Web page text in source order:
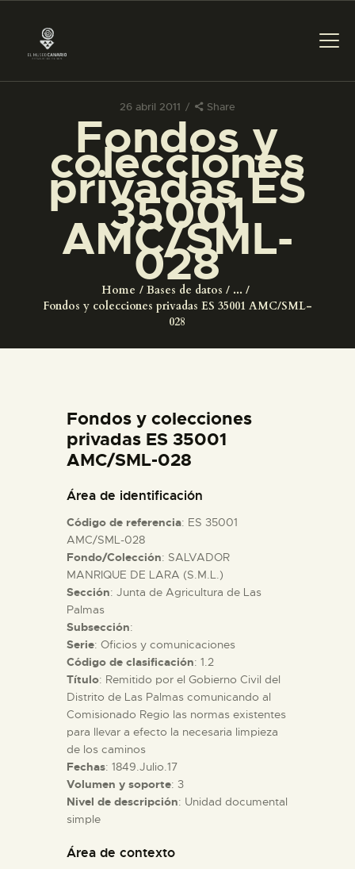
26 abril 2011 Share
Fondos y
colecciones
privadas ES
35001
AMC/SML-
028
Home Bases de datos
...
Fondos y colecciones privadas ES 35001 AMC/SML-
028
PREPARAR LA VISITA
ACTIVIDADES
█
EL MUSEO
COLECCIONES
ESPAÑOL
PREPARAR LA VISITA
█
EL MUSEO
COLECCIONES
DIDÁCTICA
ESPAÑOL
Fondos y colecciones
privadas ES 35001
AMC/SML-028
Área de identificación
Código de referencia: ES 35001
AMC/SML-028
Fondo/Colección: SALVADOR
MANRIQUE DE LARA (S.M.L.)
Sección: Junta de Agricultura de Las
Palmas
Subsección:
Serie: Oficios y comunicaciones
Código de clasificación: 1.2
Título: Remitido por el Gobierno Civil del
Distrito de Las Palmas comunicando al
Comisionado Regio las normas existentes
para llevar a efecto la necesaria limpieza
de los caminos
Fechas: 1849.Julio.17
Volumen y soporte: 3
Nivel de descripción: Unidad documental
simple
Área de contexto